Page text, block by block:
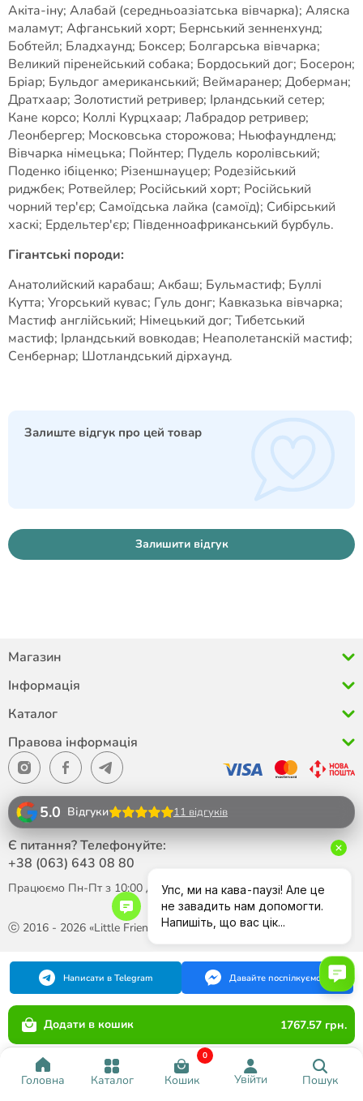
Головна Каталог Кошик
0
Увійти Пошук
Акіта-іну; Алабай (середньоазіатська вівчарка); Аляска
маламут; Афганський хорт; Бернський зенненхунд;
Бобтейл; Бладхаунд; Боксер; Болгарська вівчарка;
Великий піренейський собака; Бордоський дог; Босерон;
Бріар; Бульдог американський; Веймаранер; Доберман;
Дратхаар; Золотистий ретривер; Ірландський сетер;
Кане корсо; Коллі Курцхаар; Лабрадор ретривер;
Леонбергер; Московська сторожова; Ньюфаундленд;
Вівчарка німецька; Пойнтер; Пудель королівський;
Поденко ібіценко; Різеншнауцер; Родезійський
риджбек; Ротвейлер; Російський хорт; Російський
чорний тер'єр; Самоїдська лайка (самоїд); Сибірський
хаскі; Ердельтер'єр; Південноафриканський бурбуль.
Гігантські породи:
Анатолийский карабаш; Акбаш; Бульмастиф; Буллі
Кутта; Угорський кувас; Гуль донг; Кавказька вівчарка;
Мастиф англійський; Німецький дог; Тибетський
мастиф; Ірландський вовкодав; Неаполетанскій мастиф;
Сенбернар; Шотландський дірхаунд.
Залиште відгук про цей товар
Залишити відгук
Додати в кошик 1767.57 грн.
Магазин
Інформація
Каталог
Правова інформація
ⓒ 2016 - 2026 «Little Friend»
5.0 Відгуки 11 відгуків
Є питання? Телефонуйте:
+38 (063) 643 08 80
Працюємо Пн-Пт з 10:00 до 18:00
Написати в Telegram Давайте поспілкуємося